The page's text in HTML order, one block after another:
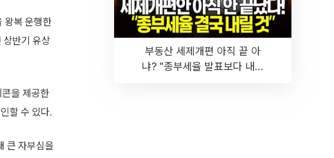
왕복 운행한
상반기 유상
을 제공한
할 수 있다.
큰 자부심을
부동산 세제개편 아직 끝 아
냐? "종부세율 발표보다 내릴